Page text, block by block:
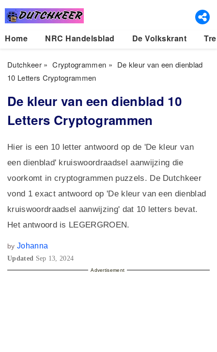
Home NRC Handelsblad De Volkskrant
Dutchkeer» Cryptogrammen » De kleur van een dienblad
10 Letters Cryptogrammen
De kleur van een dienblad 10
Letters Cryptogrammen
Hier is een 10 letter antwoord op de 'De kleur van
een dienblad' kruiswoordraadsel aanwijzing die
voorkomt in cryptogrammen puzzels. De Dutchkeer
vond 1 exact antwoord op 'De kleur van een dienblad
kruiswoordraadsel aanwijzing' dat 10 letters bevat.
Het antwoord is LEGERGROEN.
by Johanna
Updated Sep 13, 2024
Advertisement